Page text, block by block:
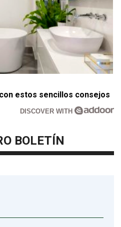
estos sencillos consejos
DISCOVER WITH
BOLETÍN